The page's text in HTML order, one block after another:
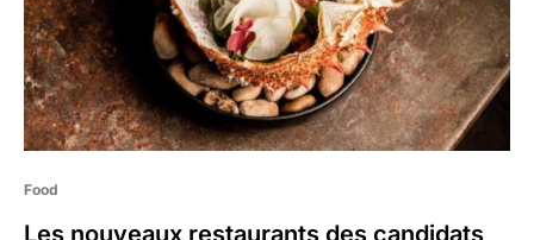
Food
Les nouveaux restaurants des candidats